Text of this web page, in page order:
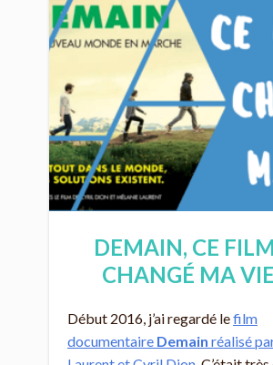
DEMAIN, CE
CHANGÉ MA
Début 2016, j’ai regardé lefilm
documentaire Demain réalisé